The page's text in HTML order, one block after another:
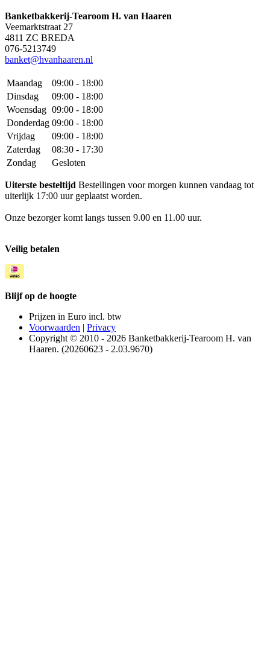
Banketbakkerij-Tearoom H. van Haaren
Veemarktstraat 27
4811 ZC BREDA
076-5213749
banket@hvanhaaren.nl
Maandag
09:00 - 18:00
Dinsdag
09:00 - 18:00
Woensdag 09:00 - 18:00
Donderdag 09:00 - 18:00
Vrijdag
09:00 - 18:00
Zaterdag
08:30 - 17:30
Zondag
Gesloten
Uiterste besteltijd Bestellingen voor morgen kunnen vandaag tot
uiterlijk 17:00 uur geplaatst worden.
Onze bezorger komt langs tussen 9.00 en 11.00 uur.
Veilig betalen
Blijf op de hoogte
Prijzen in Euro incl. btw
Voorwaarden | Privacy
Copyright © 2010 - 2026 Banketbakkerij-Tearoom H. van
Haaren. (20260623 - 2.03.9670)